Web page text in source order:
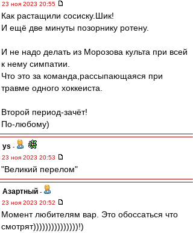
23 ноя 2023 20:55
Как растащили сосиску.Шик!
И ещё две минуты позорнику ротену.
И не надо делать из Морозова культа при всей
к нему симпатии.
Что это за команда,рассыпающаяся при
травме одного хоккеиста.
Второй период-зачёт!
По-любому)
ys -
23 ноя 2023 20:53
"Великий перелом"
Азартный -
23 ноя 2023 20:52
Момент любителям вар. Это обоссаться что
смотрят)))))))))))))))!)